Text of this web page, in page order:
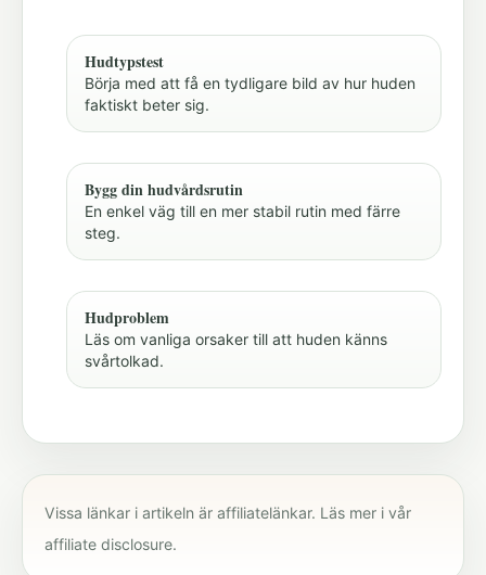
Hudtypstest
Börja med att få en tydligare bild av hur huden
faktiskt beter sig.
Bygg din hudvårdsrutin
En enkel väg till en mer stabil rutin med färre
steg.
Hudproblem
Läs om vanliga orsaker till att huden känns
svårtolkad.
Vissa länkar i artikeln är affiliatelänkar. Läs mer i vår
affiliate disclosure.